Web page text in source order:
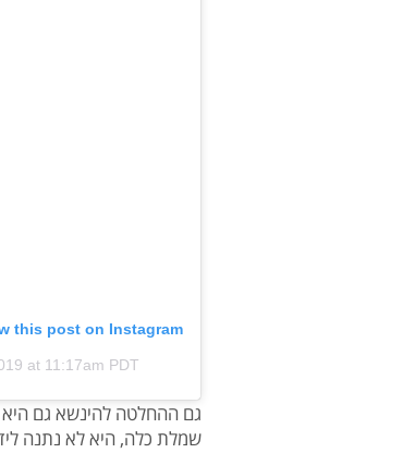
this post on Instagram
at 11:17am PDT
גם ההחלטה להינשא גם
שמלת כלה, היא לא נתנה